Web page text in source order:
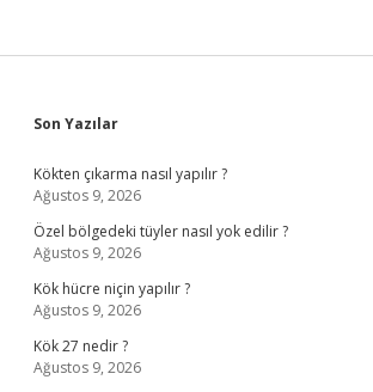
Sidebar
Son Yazılar
Kökten çıkarma nasıl yapılır ?
Ağustos 9, 2026
Özel bölgedeki tüyler nasıl yok edilir ?
Ağustos 9, 2026
Kök hücre niçin yapılır ?
Ağustos 9, 2026
Kök 27 nedir ?
Ağustos 9, 2026